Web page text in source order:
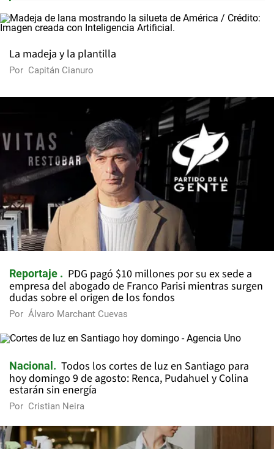
La madeja y la plantilla
Por Capitán Cianuro
Reportaje
PDG pagó $10 millones por su ex sede a
empresa del abogado de Franco Parisi mientras surgen
dudas sobre el origen de los fondos
Por Álvaro Marchant Cuevas
Nacional
Todos los cortes de luz en Santiago para
hoy domingo 9 de agosto: Renca, Pudahuel y Colina
estarán sin energía
Por Cristian Neira